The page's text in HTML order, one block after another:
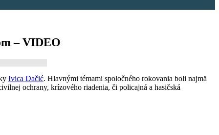
– VIDEO
Ivica Dačić. Hlavnými témami spoločného rokovania boli najmä
ochrany, krízového riadenia, či policajná a hasičská